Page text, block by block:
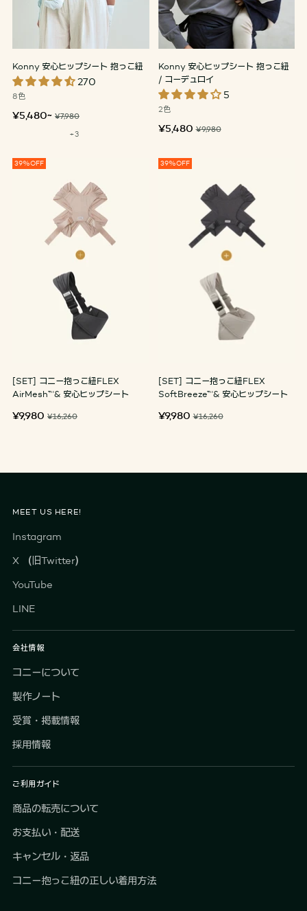
Konny 安心ヒップシート 抱っこ紐
270
8色
定
¥5,480~ ¥7,980
+3
Konny 安心ヒップシート 抱っこ紐
/ コーデュロイ
5
2色
定
¥5,480 ¥9,980
39%OFF
[SET] コニー抱っこ紐FLEX
AirMesh™& 安心ヒップシート
定
¥9,980 ¥16,260
39%OFF
[SET] コニー抱っこ紐FLEX
SoftBreeze™& 安心ヒップシート
定
¥9,980 ¥16,260
MEET US HERE!
Instagram
X （旧Twitter）
YouTube
LINE
会社情報
コニーについて
製作ノート
受賞・掲載情報
採用情報
ご利用ガイド
商品の転売について
お支払い・配送
キャンセル・返品
コニー抱っこ紐の正しい着用方法